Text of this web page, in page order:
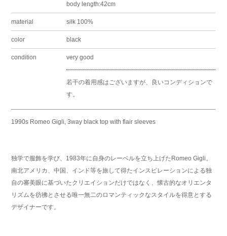
body length:42cm
material silk 100%
color black
condition very good
若干の着用感はございますが、良いコンディションで
す。
1990s Romeo Gigli, 3way black top with flair sleeves
独学で服飾を学び、1983年に自身のレーベルを立ち上げたRomeo Gigli。
南北アメリカ、中国、インド等を旅して得たインスピレーションによる独
自の審美眼に基づいたクリエイションだけではなく、懐古的なオリエンタ
リズムを彷彿とさせる唯一無二のロマンティックなスタイルを得意とする
デザイナーです。